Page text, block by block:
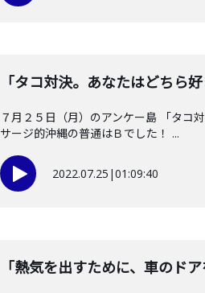
「タコ対決。あなたはどちら好
７月２５日（月）のアンケー島 「タ
サージ的沖縄の普通はＢでした！ ...
2022.07.25 |01:09:40
「熱気を出すために、車のド